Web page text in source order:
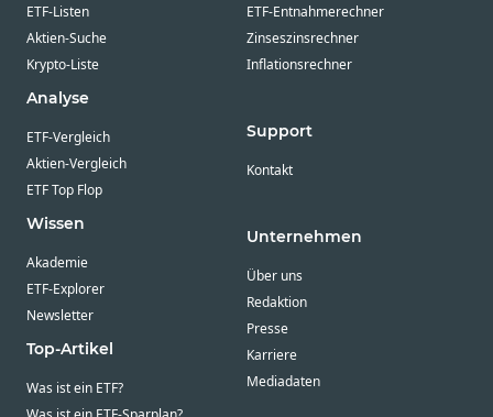
ETF-Listen
Aktien-Suche
Krypto-Liste
Analyse
ETF-Vergleich
Aktien-Vergleich
ETF Top Flop
Wissen
Akademie
ETF-Explorer
Newsletter
Top-Artikel
Was ist ein ETF?
ETF-Entnahmerechner
Zinseszinsrechner
Inflationsrechner
Support
Kontakt
Unternehmen
Über uns
Redaktion
Presse
Karriere
Mediadaten